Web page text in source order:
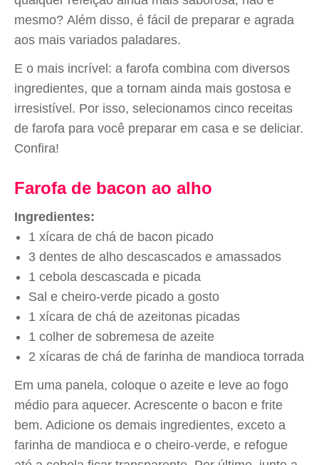
mesmo? Além disso, é fácil de preparar e agrada
aos mais variados paladares.
E o mais incrível: a farofa combina com diversos
ingredientes, que a tornam ainda mais gostosa e
irresistível. Por isso, selecionamos cinco receitas
de farofa para você preparar em casa e se deliciar.
Confira!
Farofa de bacon ao alho
Ingredientes:
1 xícara de chá de bacon picado
3 dentes de alho descascados e amassados
1 cebola descascada e picada
Sal e cheiro-verde picado a gosto
1 xícara de chá de azeitonas picadas
1 colher de sobremesa de azeite
2 xícaras de chá de farinha de mandioca torrada
Em uma panela, coloque o azeite e leve ao fogo
médio para aquecer. Acrescente o bacon e frite
bem. Adicione os demais ingredientes, exceto a
farinha de mandioca e o cheiro-verde, e refogue